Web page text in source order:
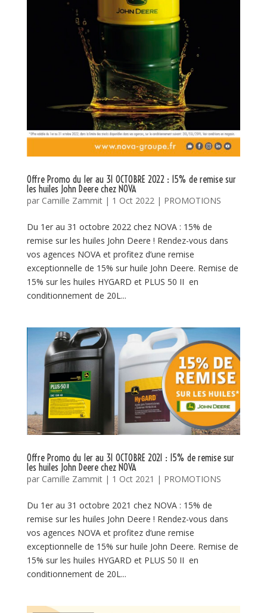
Offre Promo du 1er au 31 OCTOBRE 2022 : 15% de remise sur
les huiles John Deere chez NOVA
par Camille Zammit| 1 Oct 2022| PROMOTIONS
Du 1er au 31 octobre 2022 chez NOVA : 15% de
remise sur les huiles John Deere ! Rendez-vous dans
vos agences NOVA et profitez d’une remise
exceptionnelle de 15% sur huile John Deere. Remise de
15% sur les huiles HYGARD et PLUS 50 II en
conditionnement de 20L...
Offre Promo du 1er au 31 OCTOBRE 2021 : 15% de remise sur
les huiles John Deere chez NOVA
par Camille Zammit| 1 Oct 2021 | PROMOTIONS
Du 1er au 31 octobre 2021 chez NOVA : 15% de
remise sur les huiles John Deere ! Rendez-vous dans
vos agences NOVA et profitez d’une remise
exceptionnelle de 15% sur huile John Deere. Remise de
15% sur les huiles HYGARD et PLUS 50 II en
conditionnement de 20L...